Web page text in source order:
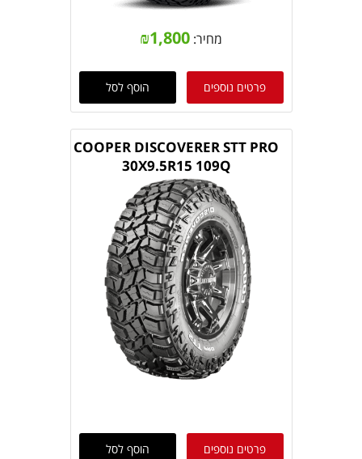
מחיר: ₪1,800
פרטים נוספים הוסף לסל
COOPER DISCOVERER STT PRO
30X9.5R15 109Q
פרטים נוספים הוסף לסל